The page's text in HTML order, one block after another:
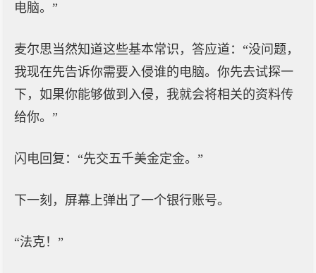
电脑。”
麦尔思当然知道这些基本常识，答应道：“没问题，
我现在先告诉你需要入侵谁的电脑。你先去试探一
下，如果你能够做到入侵，我就会将相关的资料传
给你。”
闪电回复：“先交五千美金定金。”
下一刻，屏幕上弹出了一个银行账号。
“法克！”